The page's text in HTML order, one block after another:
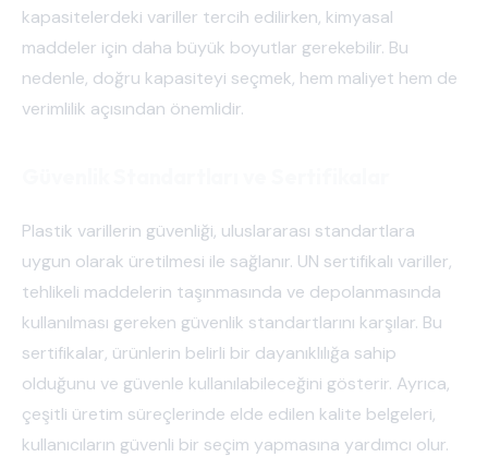
kapasitelerdeki variller tercih edilirken, kimyasal
maddeler için daha büyük boyutlar gerekebilir. Bu
nedenle, doğru kapasiteyi seçmek, hem maliyet hem de
verimlilik açısından önemlidir.
Plastik varillerin güvenliği, uluslararası standartlara
uygun olarak üretilmesi ile sağlanır. UN sertifikalı variller,
tehlikeli maddelerin taşınmasında ve depolanmasında
kullanılması gereken güvenlik standartlarını karşılar. Bu
sertifikalar, ürünlerin belirli bir dayanıklılığa sahip
olduğunu ve güvenle kullanılabileceğini gösterir. Ayrıca,
çeşitli üretim süreçlerinde elde edilen kalite belgeleri,
kullanıcıların güvenli bir seçim yapmasına yardımcı olur.